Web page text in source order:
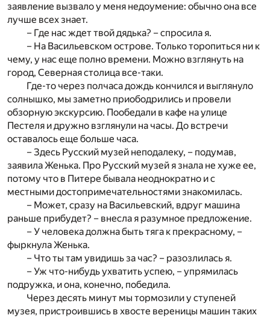
заявление вызвало у меня недоумение: обычно она все
лучше всех знает.
– Где нас ждет твой дядька? – спросила я.
– На Васильевском острове. Только торопиться ни к
чему, у нас еще полно времени. Можно взглянуть на
город, Северная столица все-таки.
Где-то через полчаса дождь кончился и выглянуло
солнышко, мы заметно приободрились и провели
обзорную экскурсию. Пообедали в кафе на улице
Пестеля и дружно взглянули на часы. До встречи
оставалось еще больше часа.
– Здесь Русский музей неподалеку, – подумав,
заявила Женька. Про Русский музей я знала не хуже ее,
потому что в Питере бывала неоднократно и с
местными достопримечательностями знакомилась.
– Может, сразу на Васильевский, вдруг машина
раньше прибудет? – внесла я разумное предложение.
– У человека должна быть тяга к прекрасному, –
фыркнула Женька.
– Что ты там увидишь за час? – разозлилась я.
– Уж что-нибудь ухватить успею, – упрямилась
подружка, и она, конечно, победила.
Через десять минут мы тормозили у ступеней
музея, пристроившись в хвосте вереницы машин таких